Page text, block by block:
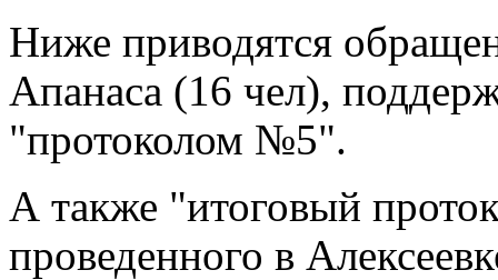
Ниже приводятся
Апанаса (16 чел),
"протоколом №5".
А также "итоговый
проведенного в